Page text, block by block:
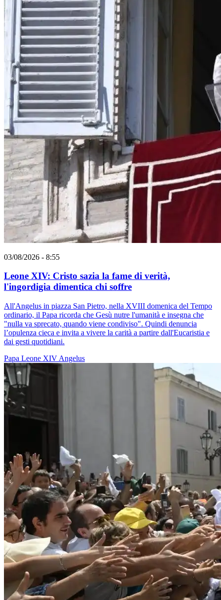
03/08/2026 - 8:55
Leone XIV: Cristo sazia la fame di verità,
l'ingordigia dimentica chi soffre
All'Angelus in piazza San Pietro, nella XVIII domenica del Tempo
ordinario, il Papa ricorda che Gesù nutre l'umanità e insegna che
"nulla va sprecato, quando viene condiviso". Quindi denuncia
l’opulenza cieca e invita a vivere la carità a partire dall'Eucaristia e
dai gesti quotidiani.
Papa Leone XIV Angelus